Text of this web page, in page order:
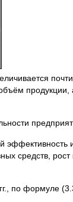
средств,
по формуле